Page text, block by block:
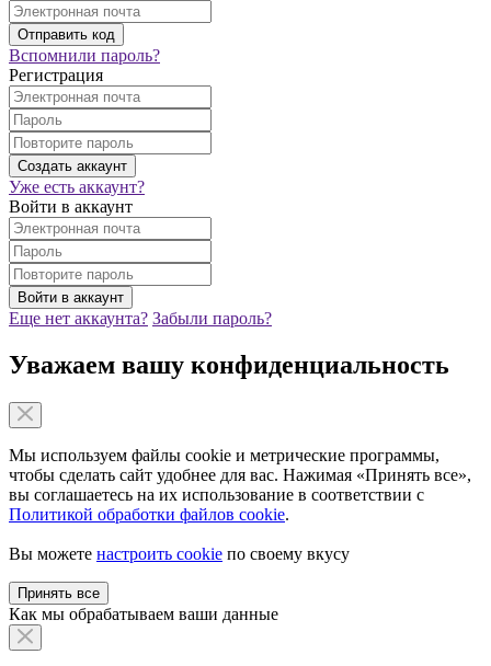
Вспомнили пароль?
Регистрация
Уже есть аккаунт?
Войти в аккаунт
Еще нет аккаунта? Забыли пароль?
Уважаем вашу конфиденциальность
Мы используем файлы cookie и метрические программы,
чтобы сделать сайт удобнее для вас. Нажимая «Принять все»,
вы соглашаетесь на их использование в соответствии с
Политикой обработки файлов cookie.
Вы можете настроить cookie по своему вкусу
Принять все
Как мы обрабатываем ваши данные